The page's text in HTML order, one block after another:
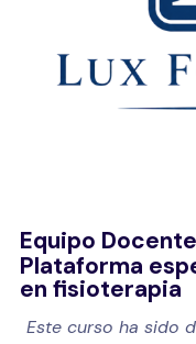
Equipo
Plataforma
en fisioterapia
Este curso ha sido